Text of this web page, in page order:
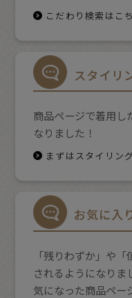
こだわり検索はこ
スタイリ
商品ページで着用し
なりました！
まずはスタイリン
お気に入
「残りわずか」や
されるようになりま
気になった商品ペー